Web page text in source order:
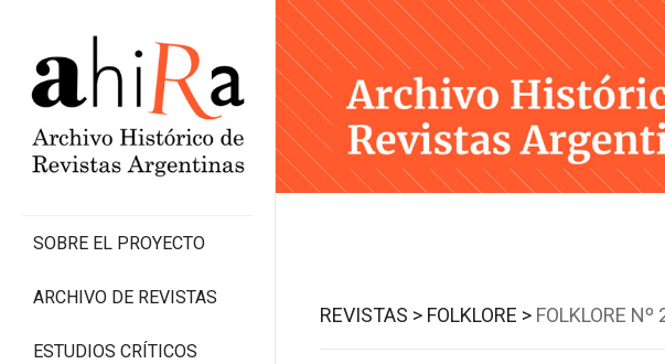
SOBRE EL PROYECTO
ARCHIVO DE REVISTAS
ESTUDIOS CRÍTICOS
REVISTAS > FOLKLORE > FOLKLORE Nº